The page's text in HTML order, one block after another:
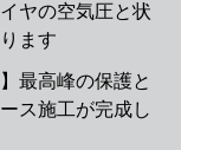
ヤの空気圧と状
ます
最高峰の保護と
ス施工が完成し